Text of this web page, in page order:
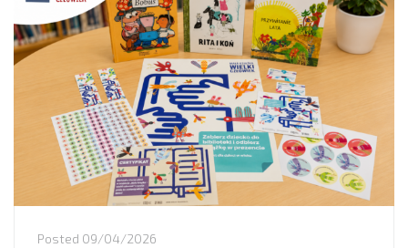
Posted 09/04/2026